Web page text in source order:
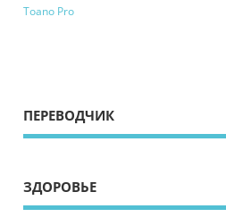
Toano Pro
ПЕРЕВОДЧИК
ЗДОРОВЬЕ